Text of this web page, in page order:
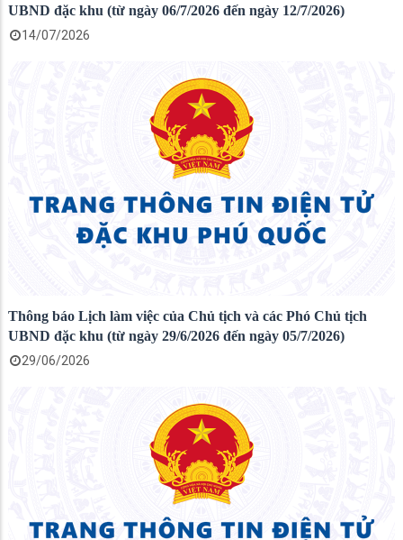
UBND đặc khu (từ ngày 06/7/2026 đến ngày 12/7/2026)
14/07/2026
Thông báo Lịch làm việc của Chủ tịch và các Phó Chủ tịch
UBND đặc khu (từ ngày 29/6/2026 đến ngày 05/7/2026)
29/06/2026